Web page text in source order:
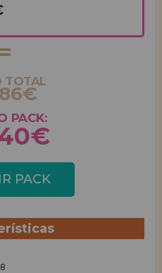
TOTAL
PACK:
PACK